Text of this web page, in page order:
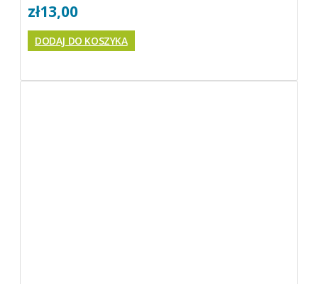
zł13,00
DODAJ DO KOSZYKA